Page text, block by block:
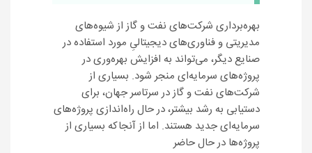
بهره‌برداری شرکت‌های نفت و گاز از شیوه‌های
مدیریتی و فناوری‌های دیجیتالیِ مورد استفاده در
صنایع دیگر، می‌تواند به افزایش بهره‌وری در
پروژه‌های سرمایه‌ای منجر شود. بسیاری از
شرکت‌های نفت و گاز در سرتاسر جهان، برای
دستیابی به رشد بیشتر، در حال راه‌اندازی پروژه‌های
سرمایه‌ای جدید هستند. اما از آنجاکه بسیاری از
پروژه‌ها در حال حاضر